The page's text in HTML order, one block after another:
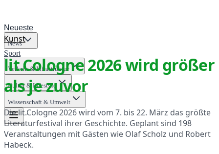
Neueste
News
Sport
Verkehr & Infrastruktur
Kultur & Lifestyle
Wissenschaft & Umwelt
Kunst
lit.Cologne 2026 wird größer
als je zuvor
Die lit.Cologne 2026 wird vom 7. bis 22. März das größte
Literaturfestival ihrer Geschichte. Geplant sind 198
Veranstaltungen mit Gästen wie Olaf Scholz und Robert
Habeck.